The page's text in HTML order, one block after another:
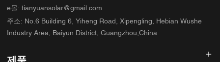
e몰: tianyuansolar@gmail.com
주소: No.6 Building 6, Yiheng Road, Xipengling, Hebian Wushe
Industry Area, Baiyun District, Guangzhou,China